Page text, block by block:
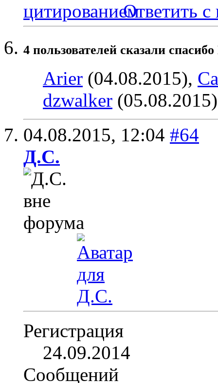
Ответить с
4 пользователей сказали
Arier (04.08.2015),
dzwalker
04.08.2015, 12:04 #64
Д.С.
Регистрация
24.09.2014
Сообщений